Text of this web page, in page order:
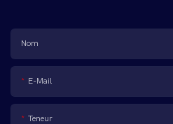
Nom
E-Mail
Teneur